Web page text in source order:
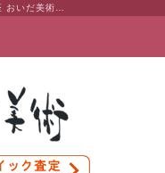
| 東京・銀座 おいだ美術